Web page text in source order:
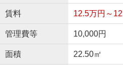
賃料 12.5万円～
管理費等 10,000円
面積 22.50㎡